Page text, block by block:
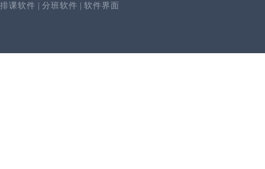
排课软件 分班软件 软件界面